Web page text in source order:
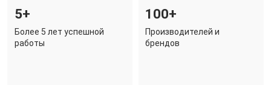
5+
Более 5 лет успешной
работы
100+
Производителей и
брендов